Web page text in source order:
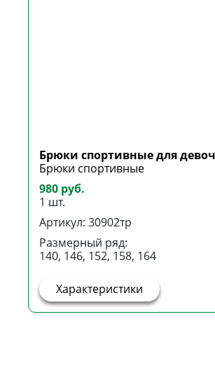
Брюки спортивные для
Брюки спортивные
980 руб.
1 шт.
Артикул: 30902тр
Размерный ряд:
140, 146, 152, 158, 164
Характеристики